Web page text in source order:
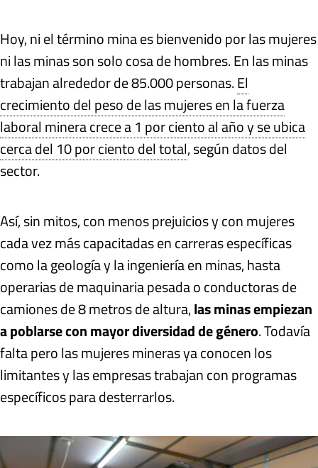
Hoy, ni el término mina es bienvenido por las mujeres
ni las minas son solo cosa de hombres. En las minas
trabajan alrededor de 85.000 personas.El
crecimiento del peso de las mujeres en la fuerza
laboral minera crece a 1 por ciento al año y se ubica
cerca del 10 por ciento del total, según datos del
sector.
Así, sin mitos, con menos prejuicios y con mujeres
cada vez más capacitadas en carreras específicas
como la geología y la ingeniería en minas, hasta
operarias de maquinaria pesada o conductoras de
camiones de 8 metros de altura,las minas empiezan
a poblarse con mayor diversidad de género. Todavía
falta pero las mujeres mineras ya conocen los
limitantes y las empresas trabajan con programas
específicos para desterrarlos.